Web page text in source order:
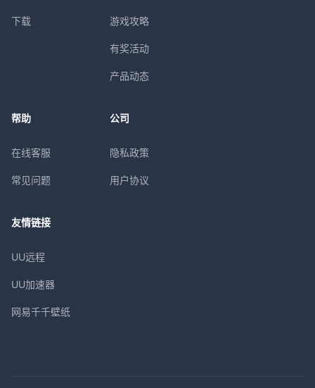
下载 游戏攻略
有奖活动
产品动态
帮助
在线客服
常见问题
公司
隐私政策
用户协议
友情链接
UU远程
UU加速器
网易千千壁纸